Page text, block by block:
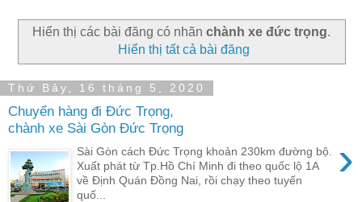
Hiển thị các bài đăng có nhãn chành xe đức trọng.
Hiển thị tất cả bài đăng
Thứ Bảy, 16 tháng 5, 2020
Chuyển hàng đi Đức Trọng,
chành xe Sài Gòn Đức Trọng
›
Sài Gòn cách Đức Trọng khoản 230km đường bộ.
Xuất phát từ Tp.Hồ Chí Minh đi theo quốc lộ 1A
về Định Quán Đồng Nai, rồi chạy theo tuyến
quố...